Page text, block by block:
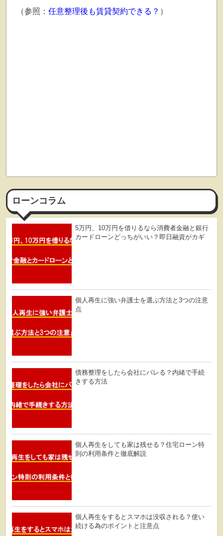
（参照： 任意整理後も賃貸契約できる？ ）
ローンコラム
5万円、10万円を借りるなら消費者金融と銀行
カードローンどっちがいい？即日融資がカギ
個人再生に強い弁護士を選ぶ方法と3つの注意
点
債務整理をしたら会社にバレる？内緒で手続
きする方法
個人再生をしても家は残せる？住宅ローン特
則の利用条件と徹底解説
個人再生をするとスマホは没収される？使い
続ける為のポイントと注意点